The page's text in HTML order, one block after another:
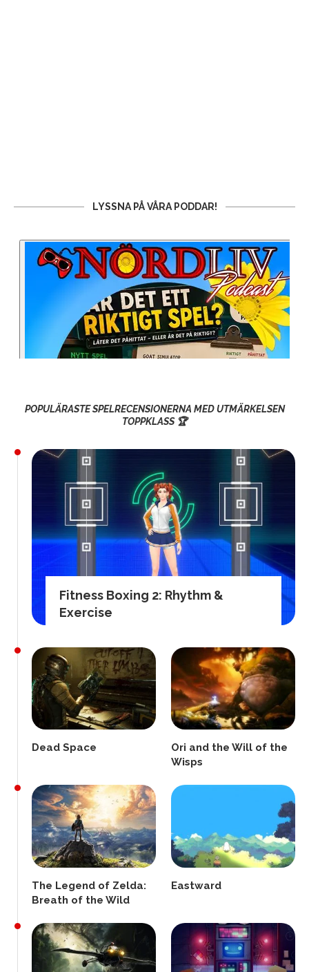
LYSSNA PÅ VÅRA PODDAR!
POPULÄRASTE SPELRECENSIONERNA MED UTMÄRKELSEN
TOPPKLASS 🏆
Fitness Boxing 2: Rhythm &
Exercise
Dead Space
Ori and the Will of the
Wisps
The Legend of Zelda:
Breath of the Wild
Eastward